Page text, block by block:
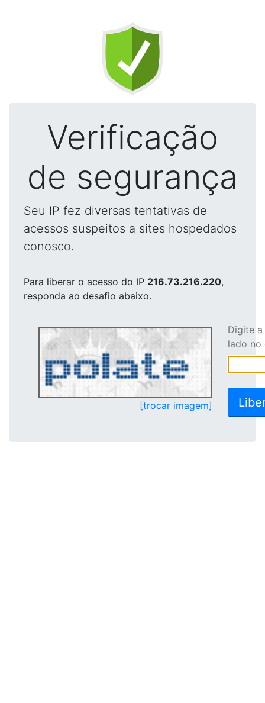
Verificação
de segurança
Seu IP fez diversas tentativas de
acessos suspeitos a sites hospedados
conosco.
Para liberar o acesso do IP 216.73.216.220,
responda ao desafio abaixo.
[trocar imagem]
Digite
lado no